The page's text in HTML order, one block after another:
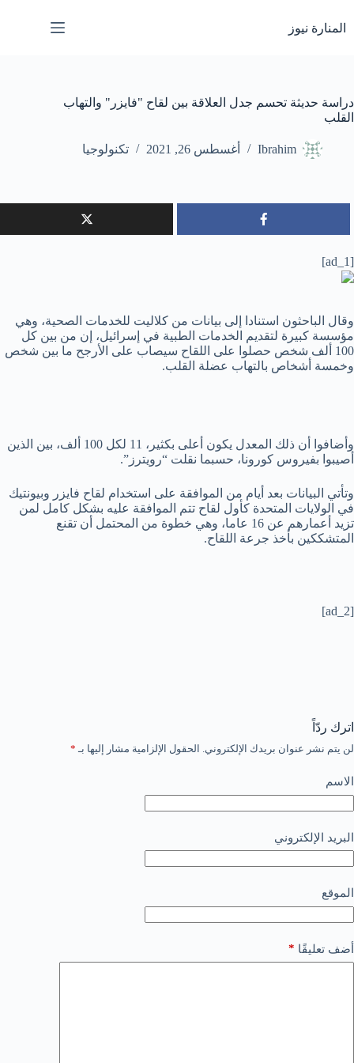
إلى
المحتوى
المنارة نيوز
دراسة حديثة تحسم جدل العلاقة بين لقاح "فايزر" والتهاب
القلب
Ibrahim أغسطس 26, 2021 تكنولوجيا
[ad_1]
وقال الباحثون استنادا إلى بيانات من كلاليت للخدمات الصحية، وهي
مؤسسة كبيرة لتقديم الخدمات الطبية في إسرائيل، إن من بين كل
100 ألف شخص حصلوا على اللقاح سيصاب على الأرجح ما بين شخص
وخمسة أشخاص بالتهاب عضلة القلب.
وأضافوا أن ذلك المعدل يكون أعلى بكثير، 11 لكل 100 ألف، بين الذين
أصيبوا بفيروس كورونا، حسبما نقلت “رويترز”.
وتأتي البيانات بعد أيام من الموافقة على استخدام لقاح فايزر وبيونتيك
في الولايات المتحدة كأول لقاح تتم الموافقة عليه بشكل كامل لمن
تزيد أعمارهم عن 16 عاما، وهي خطوة من المحتمل أن تقنع
المتشككين بأخذ جرعة اللقاح.
[ad_2]
اترك ردّاً
لن يتم نشر عنوان بريدك الإلكتروني. الحقول الإلزامية مشار إليها بـ *
الاسم
البريد الإلكتروني
الموقع
أضف تعليقًا *